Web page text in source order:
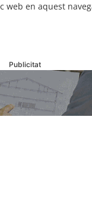
web en aquest
Publicitat